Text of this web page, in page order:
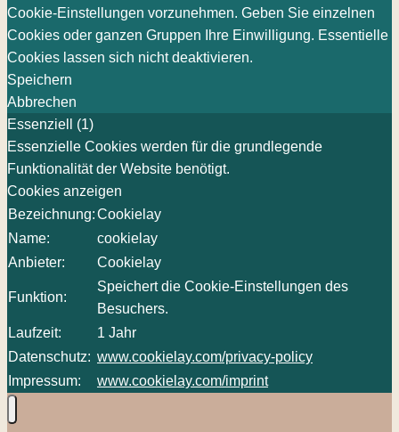
Cookie-Einstellungen vorzunehmen. Geben Sie einzelnen
Cookies oder ganzen Gruppen Ihre Einwilligung. Essentielle
Cookies lassen sich nicht deaktivieren.
Speichern
Abbrechen
Essenziell (1)
Essenzielle Cookies werden für die grundlegende
Funktionalität der Website benötigt.
Cookies anzeigen
Bezeichnung:Cookielay
Name:
cookielay
Anbieter:
Cookielay
Funktion:
Speichert die Cookie-Einstellungen des
Besuchers.
Laufzeit:
1 Jahr
Datenschutz: www.cookielay.com/privacy-policy
Impressum:
www.cookielay.com/imprint